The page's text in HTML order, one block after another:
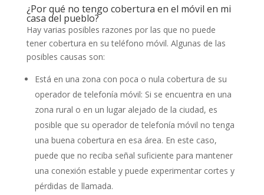
¿Por qué no tengo cobertura en el móvil en mi
casa del pueblo?
Hay varias posibles razones por las que no puede
tener cobertura en su teléfono móvil. Algunas de las
posibles causas son:
Está en una zona con poca o nula cobertura de su
operador de telefonía móvil: Si se encuentra en una
zona rural o en un lugar alejado de la ciudad, es
posible que su operador de telefonía móvil no tenga
una buena cobertura en esa área. En este caso,
puede que no reciba señal suficiente para mantener
una conexión estable y puede experimentar cortes y
pérdidas de llamada.